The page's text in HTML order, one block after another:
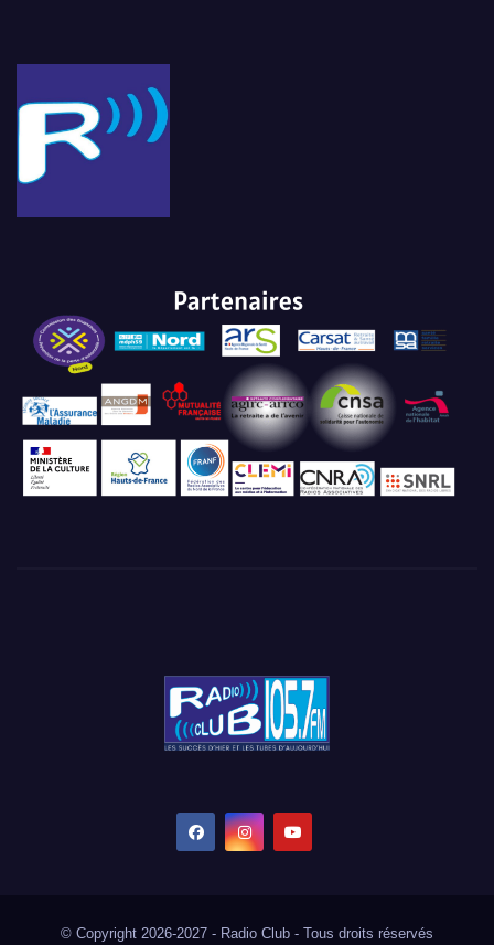
© Copyright 2026-2027 - Radio Club - Tous droits réservés